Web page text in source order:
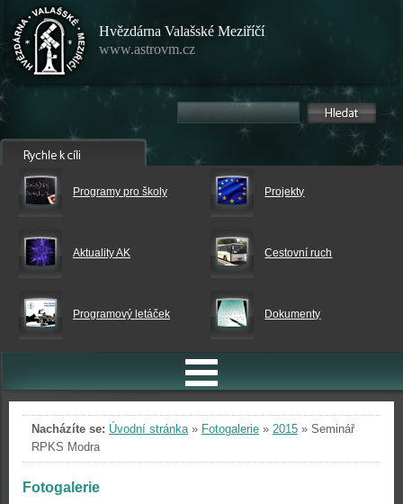
Hvězdárna Valašské Meziříčí
www.astrovm.cz
Programy pro školy Projekty
Aktuality AK Cestovní ruch
Programový letáček Dokumenty
Nacházíte se: Úvodní stránka» Fotogalerie » 2015 » Seminář
RPKS Modra
Fotogalerie